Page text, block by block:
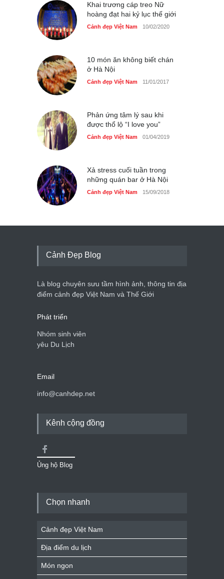
Khai trương cáp treo Nữ
hoàng đạt hai kỷ lục thế giới
Cảnh đẹp Việt Nam 10/02/2020
10 món ăn không biết chán
ở Hà Nội
Cảnh đẹp Việt Nam 11/01/2017
Phản ứng tâm lý sau khi
được thổ lộ “I love you”
Cảnh đẹp Việt Nam 01/04/2019
Xả stress cuối tuần trong
những quán bar ở Hà Nội
Cảnh đẹp Việt Nam 15/09/2018
Cảnh Đẹp Blog
Là blog chuyên sưu tầm hình ảnh, thông tin địa
điểm cảnh đẹp Việt Nam và Thế Giới
Phát triển
Nhóm sinh viên
yêu Du Lịch
Email
info@canhdep.net
Kênh cộng đồng
Ủng hộ Blog
Chọn nhanh
Cảnh đẹp Việt Nam
Địa điểm du lịch
Món ngon